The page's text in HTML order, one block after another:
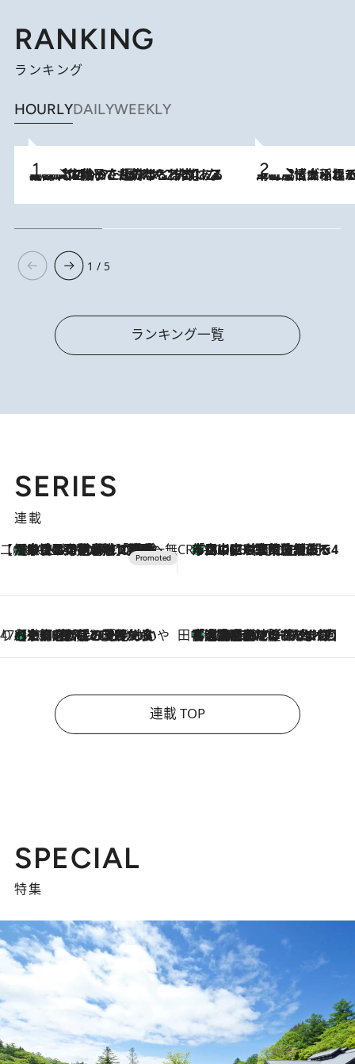
RANKING
ランキング
HOURLYDAILYWEEKLY
2026.8.5
【阿川佐和子さんの年とる力】なぜ70代で始めた趣味は“こんなに楽しい”のか？ ピアノ、俳句…スランプに陥っても続けられる“ある秘訣”とは 2026.8.5
下町風情あふれる台北屈指の人気エリア・大稲埕でセンスのいい台湾土産《ヴ
1 / 5
ランキング一覧
SERIES
連載
【CREA×星野リゾート】唯一無二。癒しと発見が待つ場所へ
2026.8.7
【トンボの足水浴】ヒノキの香りに包まれて涼感マックス！約13℃の湧水かけ流しを避暑地「星野温泉 トンボの湯」で体験 CREA'S CHOICE
2026.8.7
「立川にも歌舞伎があるんだよ」 片岡仁左衛門・市川中車ら豪華座組みで4年目の立川立飛歌舞伎へ
47都道府県の手みやげ ひんやりスイーツで夏を満喫
2026.8.7
【京都府】この夏絶対食べたい 冷やしておいしいおやつ3選 ひと口目から心を掴む新緑のテリーヌ 田中稲の勝手に再ブーム
2026.8.7
「湘南乃風に憧れて」観客大盛上がりの“タオル回し”に、ラッパー顔負けの高速歌唱まで…さだまさし（74）のアグレッシブすぎる現在地
連載 TOP
SPECIAL
特集